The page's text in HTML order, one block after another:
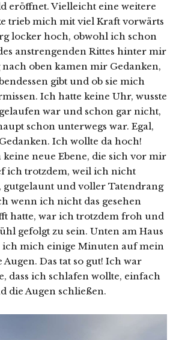
eröffnet. Vielleicht eine weitere
trieb mich mit viel Kraft vorwärts
locker hoch, obwohl ich schon
anstrengenden Rittes hinter mir
nach oben kamen mir Gedanken,
gibt und ob sie mich
Ich hatte keine Uhr, wusste
war und schon gar nicht,
schon unterwegs war. Egal,
Ich wollte da hoch!
neue Ebene, die sich vor mir
ich trotzdem, weil ich nicht
gutgelaunt und voller Tatendrang
wenn ich nicht das gesehen
hatte, war ich trotzdem froh und
gefolgt zu sein. Unten am Haus
ich mich einige Minuten auf mein
Augen. Das tat so gut! Ich war
dass ich schlafen wollte, einfach
die Augen schließen.